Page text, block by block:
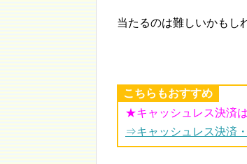
当たるのは難しいかもし
こちらもおすすめ
★キャッシュレス決済
⇒キャッシュレス決済